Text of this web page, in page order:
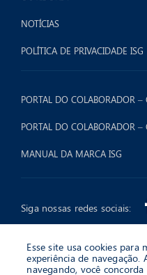
NOTÍCIAS
POLÍTICA DE PRIVACIDADE ISG
PORTAL DO COLABORADOR
PORTAL DO COLABORADOR –
MANUAL DA MARCA ISG
Siga nossas redes sociais:
Esse site usa cookies para
experiência de navegação.
navegando, você concorda